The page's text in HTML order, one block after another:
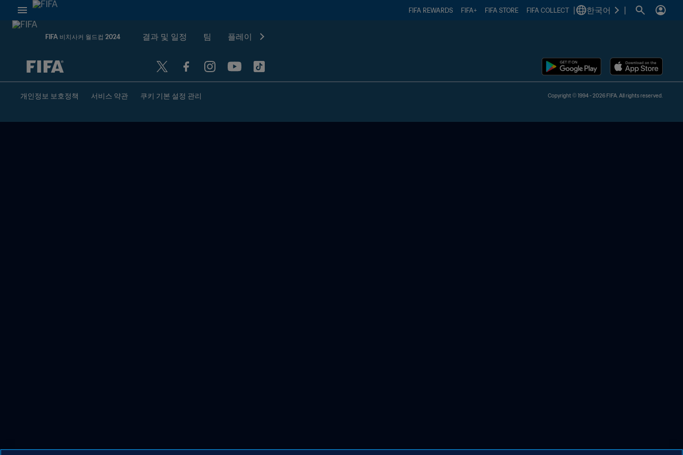
FIFA REWARDS FIFA+ FIFA STORE FIFA COLLECT 한국어
FIFA 비치사커 월드컵 2024 결과 및 일정 팀 플레이
추후 결정 vs. 추후 결정
개인정보 보호정책 서비스 약관 쿠키 기본 설정 관리 Copyright © 1994 - 2026 FIFA. All rights reserved.